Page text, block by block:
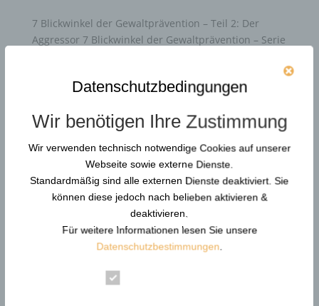
7 Blickwinkel der Gewaltprävention – Teil 2: Der
Aggressor 7 Blickwinkel der Gewaltprävention – Serie
Serie zu den 7 Blickwinkeln der Gewaltprävention. Im
ersten Teil haben wir uns ausführlich mit der Sicht
Durchsuchen…
Gewaltschutzkoordinator in KRITIS: Resilienz und
Reform der DGUV Vorschrift 2: Gewaltprävention &
Datenschutzbedingungen
Wir benötigen Ihre Zustimmung
Wir verwenden technisch notwendige Cookies auf unserer
Webseite sowie externe Dienste.
Standardmäßig sind alle externen Dienste deaktiviert. Sie
können diese jedoch nach belieben aktivieren &
deaktivieren.
Für weitere Informationen lesen Sie unsere
Datenschutzbestimmungen.